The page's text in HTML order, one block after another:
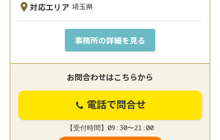
対応エリア 埼玉県
事務所の詳細を見る
お問合わせはこちらから
電話で問合せ
【受付時間】09:30〜21:00